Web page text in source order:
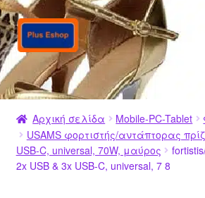
Απευθείας
μετάβαση
στην
πλοήγηση
Μετάβαση
σε
περιεχόμενο
Αρχική σελίδα Mobile-PC-Tablet
USAMS φορτιστής/αντάπτορας
USB-C, universal, 70W, μαύρος
2x USB & 3x USB-C, universal, 7 8